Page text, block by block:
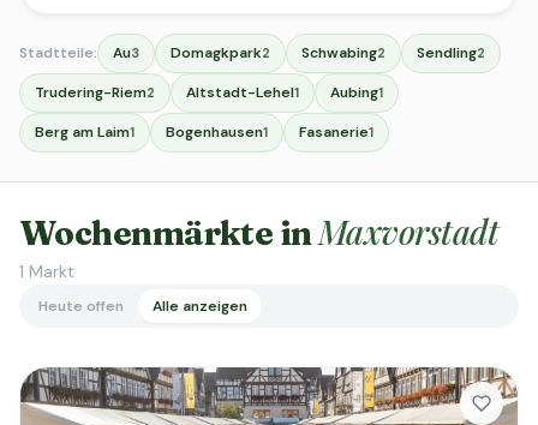
Stadtteile: Au3 Domagkpark2 Schwabing2 Sendling2
Trudering-Riem2 Altstadt-Lehel1 Aubing1
Berg am Laim1 Bogenhausen1 Fasanerie1
Wochenmärkte inMaxvorstadt
1 Markt
Heute offen Alle anzeigen